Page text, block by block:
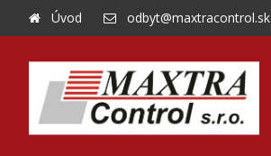
Úvod odbyt@maxtracontrol.sk